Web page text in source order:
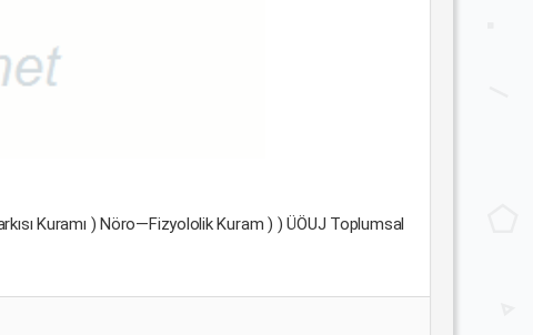
Kuramı ) Nöro—Fizyololik Kuram ) ) ÜÖUJ Toplumsal